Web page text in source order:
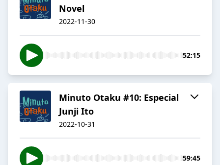
Novel
2022-11-30
52:15
Minuto Otaku #10: Especial
Junji Ito
2022-10-31
59:45